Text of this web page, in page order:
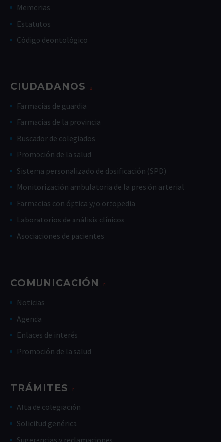
Memorias
Estatutos
Código deontológico
CIUDADANOS
Farmacias de guardia
Farmacias de la provincia
Buscador de colegiados
Promoción de la salud
Sistema personalizado de dosificación (SPD)
Monitorización ambulatoria de la presión arterial
Farmacias con óptica y/o ortopedia
Laboratorios de análisis clínicos
Asociaciones de pacientes
COMUNICACIÓN
Noticias
Agenda
Enlaces de interés
Promoción de la salud
TRÁMITES
Alta de colegiación
Solicitud genérica
Sugerencias y reclamaciones